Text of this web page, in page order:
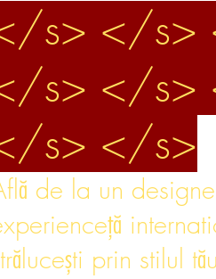
s> </s>
s> </s>
s> </s>
de la un
prin stilul